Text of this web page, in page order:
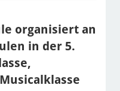
organisiert an
in der 5.